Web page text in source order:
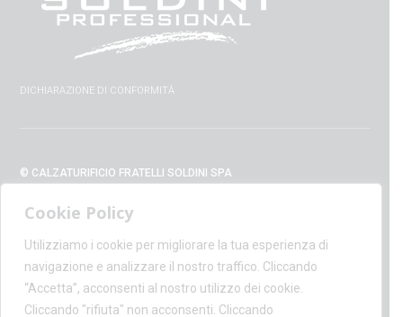
Cookie Policy
Utilizziamo i cookie per migliorare la tua esperienza di
navigazione e analizzare il nostro traffico. Cliccando
“Accetta”, acconsenti al nostro utilizzo dei cookie.
Cliccando "rifiuta" non acconsenti. Cliccando
DICHIARAZIONE DI CONFORMITÀ
© CALZATURIFICIO FRATELLI SOLDINI SPA
+39 0575 428129 - FAX +39 0575 420254
SUPPORT@CALZATURIFICIOSOLDINI.IT
AMMINISTRAZIONE@PEC.CALZATURIFICIOSOLDINI.COM
P.IVA IT00100020510 - REA AR19984
CAPITALE SOCIALE € 1,170,800.00